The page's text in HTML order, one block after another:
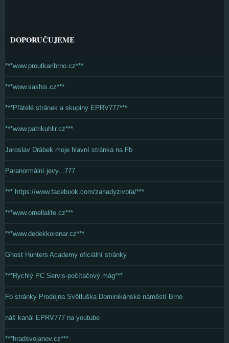
DOPORUČUJEME
***www.proutkaribrno.cz***
***www.sashis.cz***
***Přátelé stránek a skupiny EPRV777***
***www.patrikuhlir.cz***
Jaroslav Drábek moje hlavní stránka na Fb
Paranormální jevy...777
*** https://www.facebook.com/zahadyzivota/***
***www.ornellalife.cz***
***www.dedekkorenar.cz***
Ghost Hunters Academy oficiální stránky
***Rychlý PC Servis-počítačový mág***
Fb stránky Prodejna Světluška Dominikánské náměstí Brno
náš kanál EPRV777 na youtube
***hradsvojanov.cz***